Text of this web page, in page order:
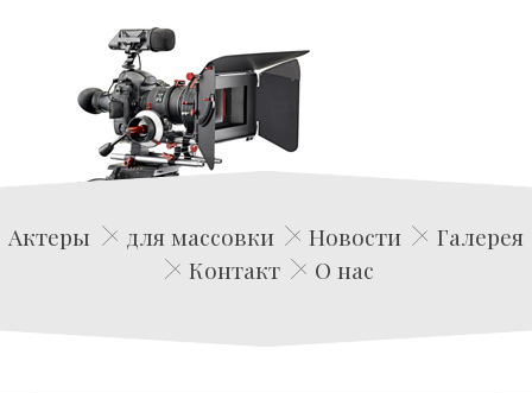
Edwin Film Agencja Aktorska
Актеры для массовки Новости
Галерея
Контакт
О нас